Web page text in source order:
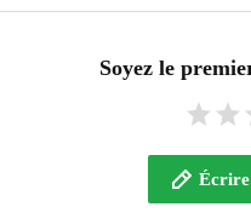
Soyez le
Écrire